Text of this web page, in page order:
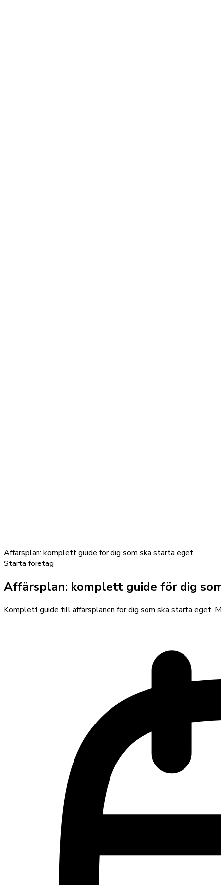
Affärsplan: komplett guide för dig som ska starta eget
Starta företag
Affärsplan: komplett guide för dig
Komplett guide till affärsplanen för dig som ska starta eget.